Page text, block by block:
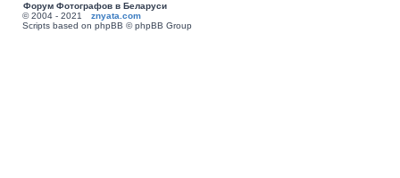
Форум Фотографов в Беларуси
© 2004 - 2021 znyata.com
Scripts based on phpBB © phpBB Group